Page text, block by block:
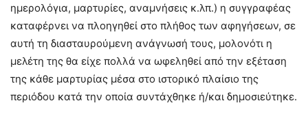
ημερολόγια, μαρτυρίες, αναμνήσεις κ.λπ.) η συγγραφέας
καταφέρνει να πλοηγηθεί στο πλήθος των αφηγήσεων, σε
αυτή τη διασταυρούμενη ανάγνωσή τους, μολονότι η
μελέτη της θα είχε πολλά να ωφεληθεί από την εξέταση
της κάθε μαρτυρίας μέσα στο ιστορικό πλαίσιο της
περιόδου κατά την οποία συντάχθηκε ή/και δημοσιεύτηκε.